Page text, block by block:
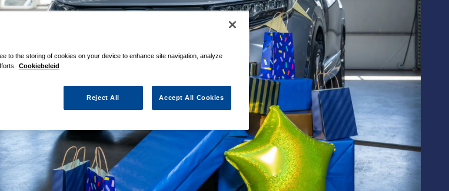
to the storing of cookies on your device to enhance site navigation, analyze
Cookiebeleid
Reject All Accept All Cookies